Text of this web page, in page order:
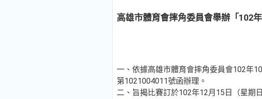
高雄市體育會摔角委員會舉辦「102
一、依據高雄市體育會摔角委員會102年
第1021004011號函辦理。
二、旨揭比賽訂於102年12月15日（星期